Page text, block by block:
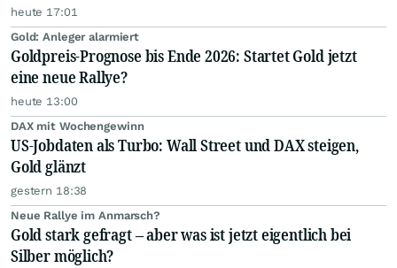
heute 17:01
Gold: Anleger alarmiert
Goldpreis-Prognose bis Ende 2026: Startet Gold jetzt
eine neue Rallye?
heute 13:00
DAX mit Wochengewinn
US-Jobdaten als Turbo: Wall Street und DAX steigen,
Gold glänzt
gestern 18:38
Neue Rallye im Anmarsch?
Gold stark gefragt – aber was ist jetzt eigentlich bei
Silber möglich?